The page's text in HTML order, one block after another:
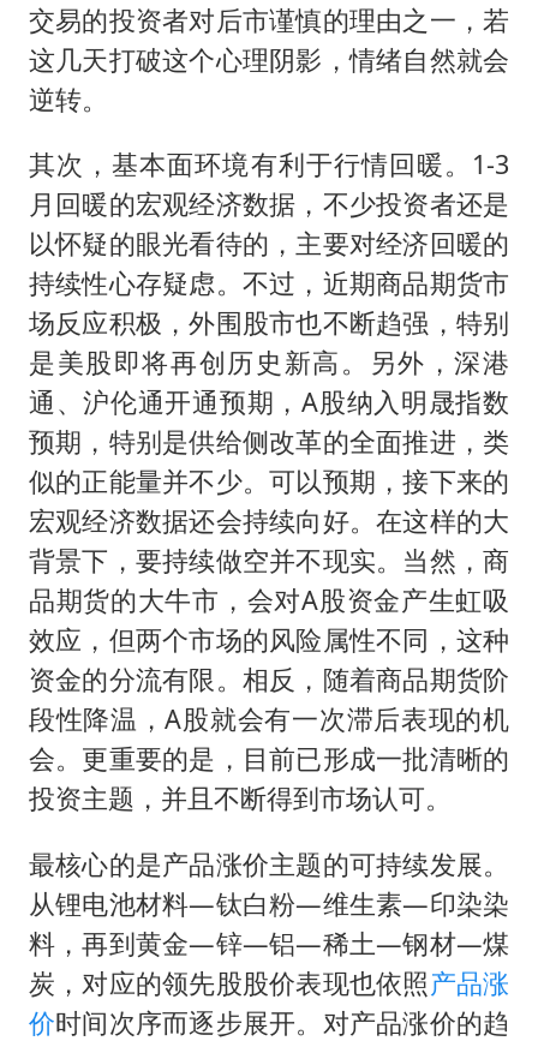
交易的投资者对后市谨慎的理由之一，若
这几天打破这个心理阴影，情绪自然就会
逆转。
其次，基本面环境有利于行情回暖。1-3
月回暖的宏观经济数据，不少投资者还是
以怀疑的眼光看待的，主要对经济回暖的
持续性心存疑虑。不过，近期商品期货市
场反应积极，外围股市也不断趋强，特别
是美股即将再创历史新高。另外，深港
通、沪伦通开通预期，A股纳入明晟指数
预期，特别是供给侧改革的全面推进，类
似的正能量并不少。可以预期，接下来的
宏观经济数据还会持续向好。在这样的大
背景下，要持续做空并不现实。当然，商
品期货的大牛市，会对A股资金产生虹吸
效应，但两个市场的风险属性不同，这种
资金的分流有限。相反，随着商品期货阶
段性降温，A股就会有一次滞后表现的机
会。更重要的是，目前已形成一批清晰的
投资主题，并且不断得到市场认可。
最核心的是产品涨价主题的可持续发展。
从锂电池材料—钛白粉—维生素—印染染
料，再到黄金—锌—铝—稀土—钢材—煤
炭，对应的领先股股价表现也依照产品涨
价时间次序而逐步展开。对产品涨价的趋